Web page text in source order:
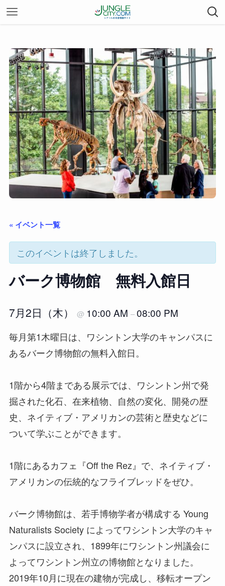
« イベント一覧
このイベントは終了しました。
バーク博物館 無料入館日
7月2日（木） @ 10:00 AM –08:00 PM
毎月第1木曜日は、ワシントン大学のキャンパスに
あるバーク博物館の無料入館日。
1階から4階まである展示では、ワシントン州で発
掘された化石、在来植物、自然の変化、開発の歴
史、ネイティブ・アメリカンの芸術と歴史などに
ついて学ぶことができます。
1階にあるカフェ『Off the Rez』で、ネイティブ・
アメリカンの伝統的なフライブレッドをぜひ。
バーク博物館は、若手博物学者が構成する Young
Naturalists Society によってワシントン大学のキャ
ンパスに設立され、1899年にワシントン州議会に
よってワシントン州立の博物館となりました。
2019年10月に現在の建物が完成し、移転オープン